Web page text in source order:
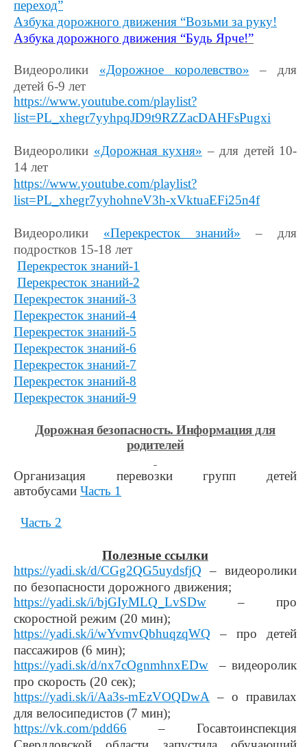
переход”
Азбука дорожного движения “Возьми за руку!
Азбука дорожного движения “Будь Ярче!”
Видеоролики «Дорожное королевство» – для
детей 6-9 лет
https://www.youtube.com/playlist?
list=PL_xhegr7yyhpqJD9t9RZZacDAHFsPugxi
Видеоролики «Дорожная кухня» – для детей 10-
14 лет
https://www.youtube.com/playlist?
list=PL_xhegr7yyhohneV3h-xVktuaEFi25n4f
Видеоролики «Перекресток знаний» – для
подростков 15-18 лет
Перекресток знаний-1
Перекресток знаний-2
Перекресток знаний-3
Перекресток знаний-4
Перекресток знаний-5
Перекресток знаний-6
Перекресток знаний-7
Перекресток знаний-8
Перекресток знаний-9
Дорожная безопасность. Информация для
родителей
Организация перевозки групп детей
автобусами Часть 1
Часть 2
Полезные ссылки
https://yadi.sk/d/CGg2QG5uydsfjQ – видеоролики
по безопасности дорожного движения;
https://yadi.sk/i/bjGIyMLQ_LvSDw – про
скоростной режим (20 мин);
https://yadi.sk/i/wYvmvQbhuqzqWQ – про детей
пассажиров (6 мин);
https://yadi.sk/d/nx7cOgnmhnxEDw – видеоролик
про скорость (20 сек);
https://yadi.sk/i/Aa3s-mEzVOQDwA – о правилах
для велосипедистов (7 мин);
https://vk.com/pdd66
– Госавтоинспекция